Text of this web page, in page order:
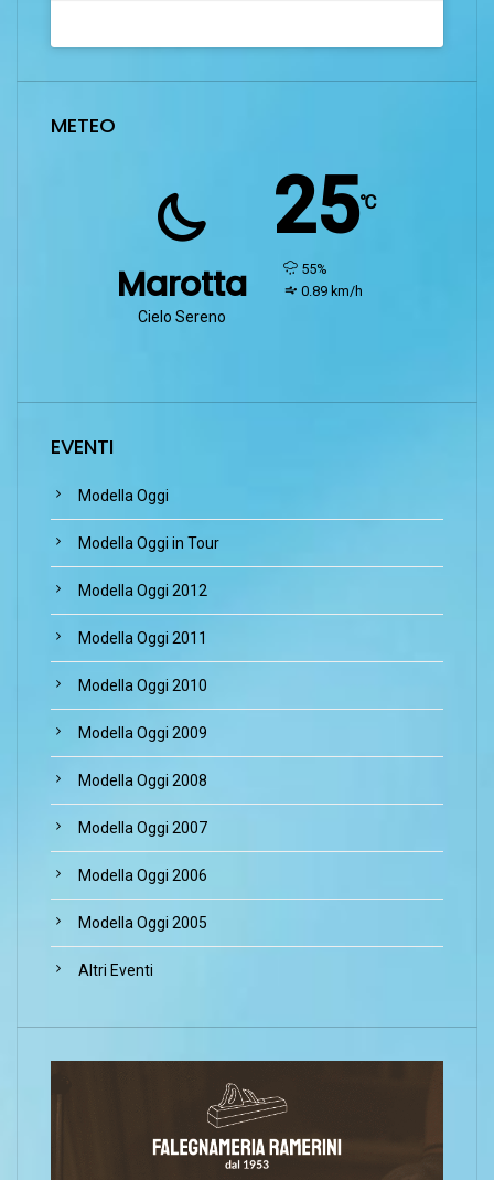
METEO
Marotta
Cielo Sereno
25℃
humidity:
55%
wind:
0.89 km/h
EVENTI
Modella Oggi
Modella Oggi in Tour
Modella Oggi 2012
Modella Oggi 2011
Modella Oggi 2010
Modella Oggi 2009
Modella Oggi 2008
Modella Oggi 2007
Modella Oggi 2006
Modella Oggi 2005
Altri Eventi